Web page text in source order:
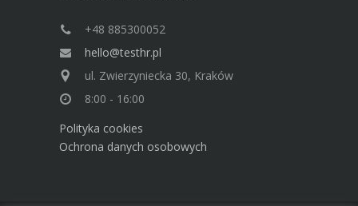
+48 885300052
hello@testhr.pl
ul. Zwierzyniecka 30, Kraków
8:00 - 16:00
Polityka cookies
Ochrona danych osobowych